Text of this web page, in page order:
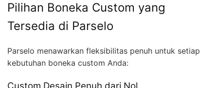
Pilihan Boneka Custom yang
Tersedia di Parselo
Parselo menawarkan fleksibilitas penuh untuk setiap
kebutuhan boneka custom Anda: